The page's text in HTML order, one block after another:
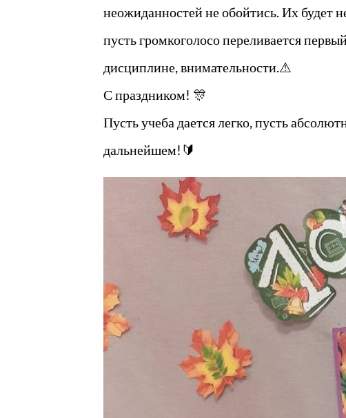
неожиданностей не обойтись. Их будет
пусть громкоголосо переливается
дисциплине, внимательности.⚠
С праздником! 🎊
Пусть учеба дается легко, пусть
дальнейшем!🔰